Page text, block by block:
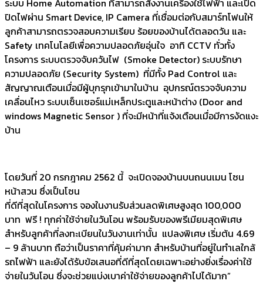
ระบบ Home Automation ที่สามารถสั่งงานเครื่องใช้ไฟฟ้า และเปิด
ปิดไฟผ่าน Smart Device, IP Camera ที่เชื่อมต่อกับสมาร์ทโฟนให้
ลูกค้าสามารถตรวจสอบความเรียบ ร้อยของบ้านได้ตลอดวัน และ
Safety เทคโนโลยีเพื่อความปลอดภัยอุ่นใจ อาทิ CCTV ทั่วทั้ง
โครงการ ระบบตรวจจับควันไฟ (Smoke Detector) ระบบรักษา
ความปลอดภัย (Security System) ที่มีทั้ง Pad Control และ
สัญญาณเตือนเมื่อมีผู้บุกรุกเข้ามาในบ้าน อุปกรณ์ตรวจจับความ
เคลื่อนไหว ระบบเซ็นเซอร์แม่เหล็กประตูและหน้าต่าง (Door and
windows Magnetic Sensor ) ที่จะมีหน้าที่แจ้งเตือนเมื่อมีการงัดแงะ
บ้าน
โดยวันที่ 20 กรกฎาคม 2562 นี้ จะเปิดจองบ้านบนถนนเมน โซน
หน้าสวน ซึ่งเป็นโซน
ที่ดีที่สุดในโครงการ จองในงานรับส่วนลดพิเศษสูงสุด 100,000
บาท ฟรี ! ทุกค่าใช้จ่ายในวันโอน พร้อมรับของพรีเมียมสุดพิเศษ
สำหรับลูกค้าที่ลงทะเบียนในวันงานเท่านั้น แปลงพิเศษ เริ่มต้น 4.69
– 9 ล้านบาท ถือว่าเป็นราคาที่คุ้มค่ามาก สำหรับบ้านที่อยู่ในทำเลใกล้
รถไฟฟ้า และยังได้รับข้อเสนอที่ดีที่สุดโดยเฉพาะอย่างยิ่งเรื่องค่าใช้
จ่ายในวันโอน ซึ่งจะช่วยแบ่งเบาค่าใช้จ่ายของลูกค้าไปได้มาก”